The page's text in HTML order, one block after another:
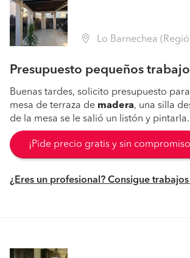
Lo Barnechea (Región Metropolitana -
Presupuesto pequeños
Buenas tardes, solicito presupuesto para
mesa de terraza de madera, una silla
de la mesa se le salió un listón y pintarla.
¡Pide precio gratis y sin
¿Eres un profesional? Consigue